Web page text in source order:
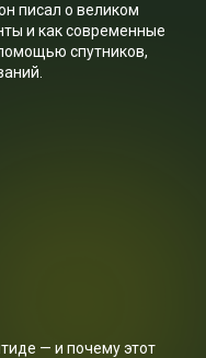
писал о великом
и как современные
спутников,
— и почему этот